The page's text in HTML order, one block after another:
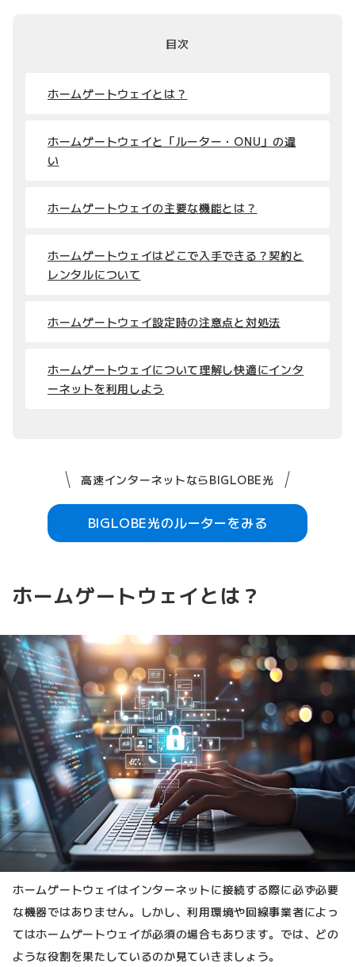
目次
ホームゲートウェイとは？
ホームゲートウェイと「ルーター・ONU」の違
い
ホームゲートウェイの主要な機能とは？
ホームゲートウェイはどこで入手できる？契約と
レンタルについて
ホームゲートウェイ設定時の注意点と対処法
ホームゲートウェイについて理解し快適にインタ
ーネットを利用しよう
高速インターネットならBIGLOBE光
BIGLOBE光のルーターをみる
ホームゲートウェイとは？
ホームゲートウェイはインターネットに接続する際に必ず必要
な機器ではありません。しかし、利用環境や回線事業者によっ
てはホームゲートウェイが必須の場合もあります。では、どの
ような役割を果たしているのか見ていきましょう。